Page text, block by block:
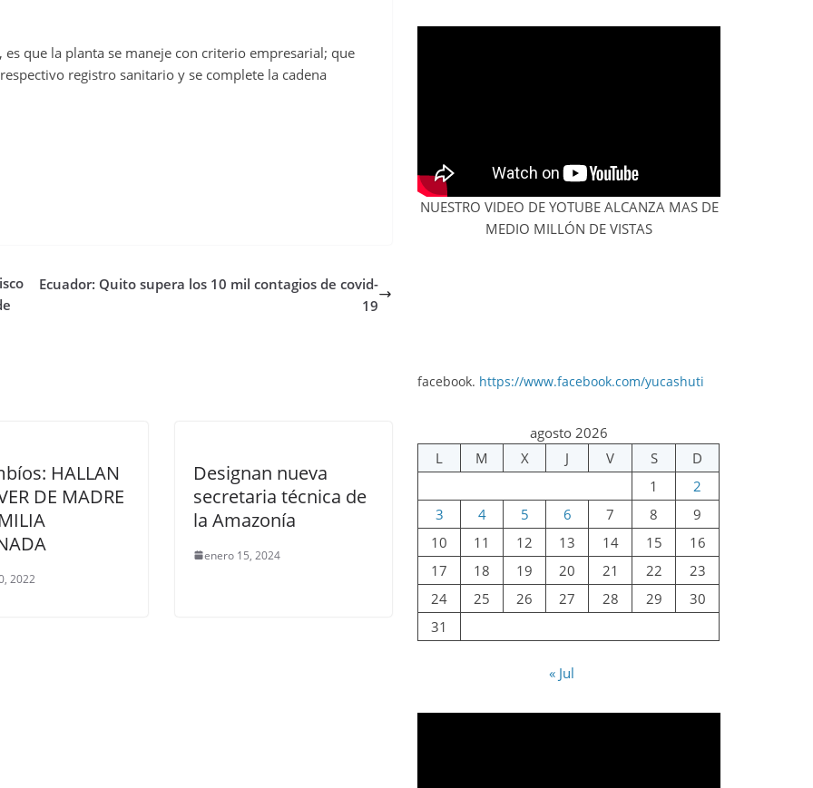
que la planta se maneje con criterio empresarial; que
registro sanitario y se complete la cadena
Ecuador: Quito supera los 10 mil contagios de covid-
19
HALLAN
DE MADRE
2022
Designan nueva
secretaria técnica de
la Amazonía
enero 15, 2024
NUESTRO VIDEO DE YOTUBE ALCANZA MAS DE
MEDIO MILLÓN DE VISTAS
facebook. https://www.facebook.com/yucashuti
agosto 2026
L
M X J V S
D
1
2
3
4 5 6 7 8
9
10
11 12 13 14 15
16
17
18 19 20 21 22
23
24
25 26 27 28 29
30
31
« Jul